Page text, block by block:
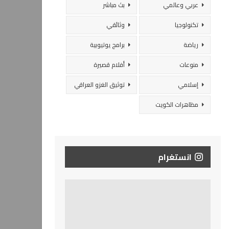
عربي وعالمي
بث مباشر
تكنولوجيا
وثائقي
رياضة
برامج يوتيوبية
منوعات
أفلام قصيرة
إسلامي
توثيق الغزو العراقي
مظاهرات الكويت
انستغرام